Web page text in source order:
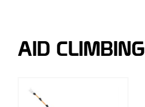
AID CLIMBING